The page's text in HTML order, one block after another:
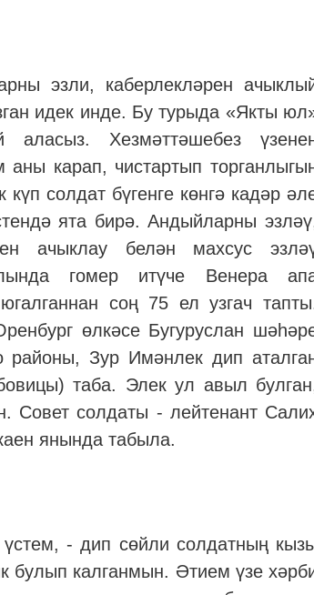
эзли, каберлекләрен
идек инде. Бу турыда «Якты
Хезмәттәшебез
аны карап, чистартып
солдат бүгенге көнгә кадәр
ята бирә. Андыйларны
ачыклау белән махсус
гомер итүче Венера
соң 75 ел узгач
өлкәсе Бугуруслан
районы, Зур Имәнлек дип
таба. Элек ул авыл
Совет солдаты - лейтенант
янында табыла.
- дип сөйли солдатның
булып калганмын. Әтием үзе